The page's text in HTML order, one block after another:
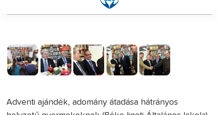
Adventi ajándék, adomány átadása hátrányos